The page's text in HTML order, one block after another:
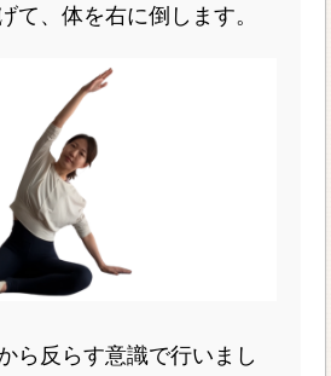
て、体を右に倒します。
ら反らす意識で行いまし